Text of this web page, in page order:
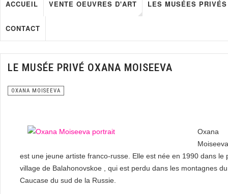
ACCUEIL VENTE OEUVRES D'ART LES MUSÉES PRIVÉS
CONTACT
LE MUSÉE PRIVÉ OXANA MOISEEVA
OXANA MOISEEVA
Oxana
Moiseeva
est une jeune artiste franco-russe. Elle est née en 1990 dans le
village de Balahonovskoe , qui est perdu dans les montagnes du
Caucase du sud de la Russie.